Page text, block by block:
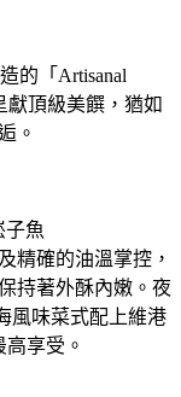
的「Artisanal
獻頂級美饌，猶如
。
子魚
精確的油溫掌控，
持著外酥內嫩。夜
風味菜式配上維港
享受。